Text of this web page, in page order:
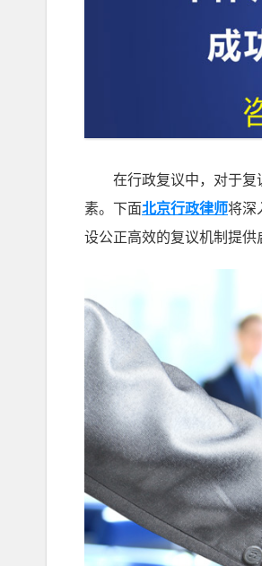
在行政复议中，对于复
素。下面北京行政律师将深
设公正高效的复议机制提供